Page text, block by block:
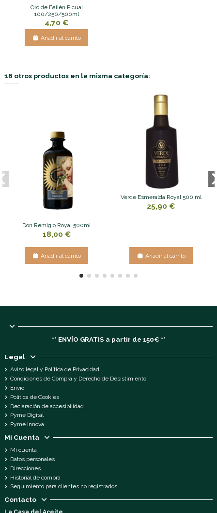
Oro de Bailén Picual
100/250/500ml
4,70 €
Añadir al carrito
16 otros productos en la misma categoría:
Don Remigio Royal 500ml
18,00 €
Añadir al carrito
Verde Esmeralda Royal 500 ml
25,90 €
Añadir al carrito
** ENVÍO GRATIS a partir de 150€ **
Legal
Aviso legal y Política de Privacidad
Condiciones de Compra y Derecho de Desistimiento
Envío
Política de Cookies
Declaración de accesibilidad
Pyme Digital
Pyme Innova
Mi Cuenta
Mi cuenta
Datos personales
Direcciones
Historial de compra
Seguimiento para clientes no registrados
Contacto